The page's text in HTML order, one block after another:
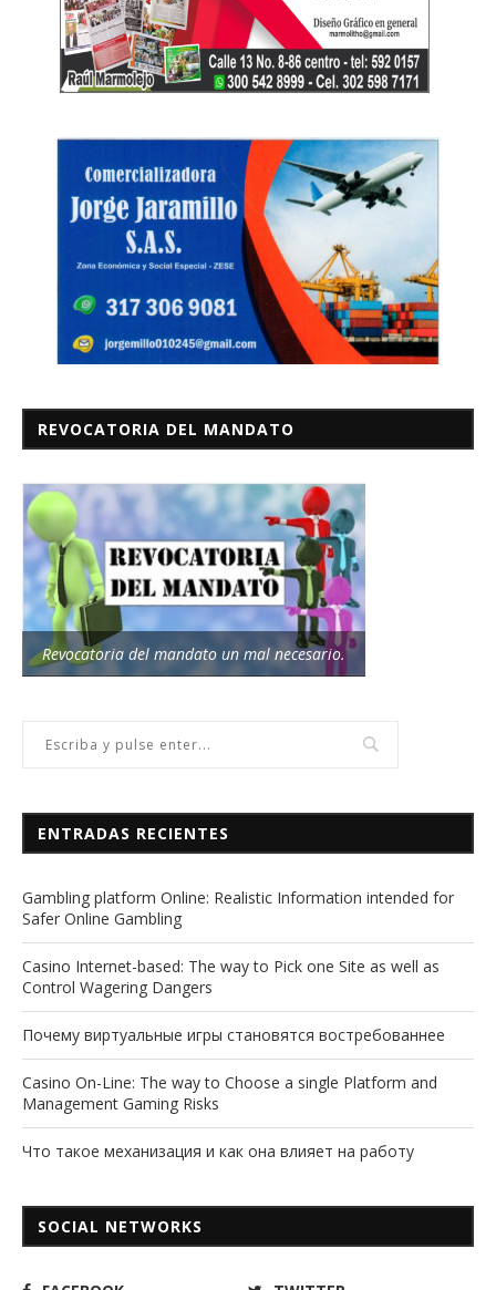
REVOCATORIA DEL MANDATO
Revocatoria del mandato un mal necesario.
ENTRADAS RECIENTES
Gambling platform Online: Realistic Information intended for
Safer Online Gambling
Casino Internet-based: The way to Pick one Site as well as
Control Wagering Dangers
Почему виртуальные игры становятся востребованнее
Casino On-Line: The way to Choose a single Platform and
Management Gaming Risks
Что такое механизация и как она влияет на работу
SOCIAL NETWORKS